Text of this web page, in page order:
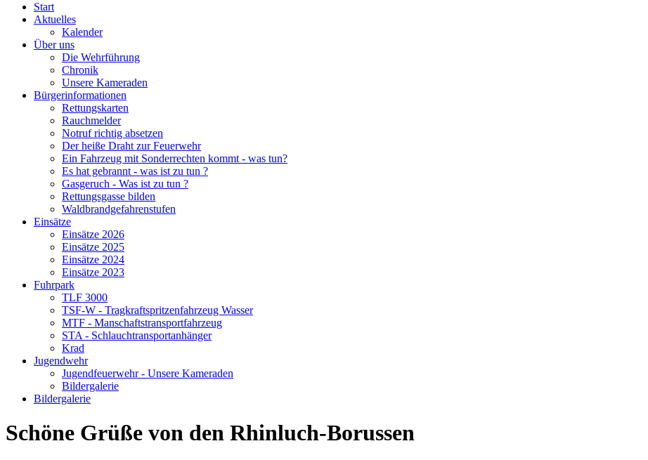
Start
Aktuelles
Kalender
Über uns
Die Wehrführung
Chronik
Unsere Kameraden
Bürgerinformationen
Rettungskarten
Rauchmelder
Notruf richtig absetzen
Der heiße Draht zur Feuerwehr
Ein Fahrzeug mit Sonderrechten kommt - was tun?
Es hat gebrannt - was ist zu tun ?
Gasgeruch - Was ist zu tun ?
Rettungsgasse bilden
Waldbrandgefahrenstufen
Einsätze
Einsätze 2026
Einsätze 2025
Einsätze 2024
Einsätze 2023
Fuhrpark
TLF 3000
TSF-W - Tragkraftspritzenfahrzeug Wasser
MTF - Manschaftstransportfahrzeug
STA - Schlauchtransportanhänger
Krad
Jugendwehr
Jugendfeuerwehr - Unsere Kameraden
Bildergalerie
Bildergalerie
Schöne Grüße von den Rhinluch-Borussen